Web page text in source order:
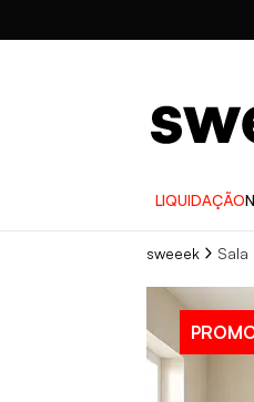
LIQUIDAÇÃO
sweeek Sala